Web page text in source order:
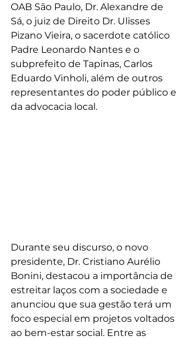
OAB São Paulo, Dr. Alexandre de
Sá, o juiz de Direito Dr. Ulisses
Pizano Vieira, o sacerdote católico
Padre Leonardo Nantes e o
subprefeito de Tapinas, Carlos
Eduardo Vinholi, além de outros
representantes do poder público e
da advocacia local.
Durante seu discurso, o novo
presidente, Dr. Cristiano Aurélio
Bonini, destacou a importância de
estreitar laços com a sociedade e
anunciou que sua gestão terá um
foco especial em projetos voltados
ao bem-estar social. Entre as